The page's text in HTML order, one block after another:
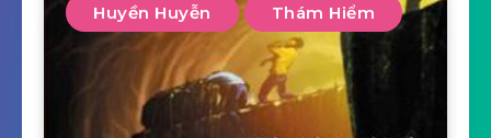
Huyền Huyễn Thám Hiểm